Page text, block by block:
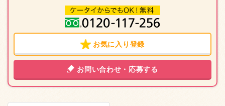
お気に入り登録
お問い合わせ・応募する